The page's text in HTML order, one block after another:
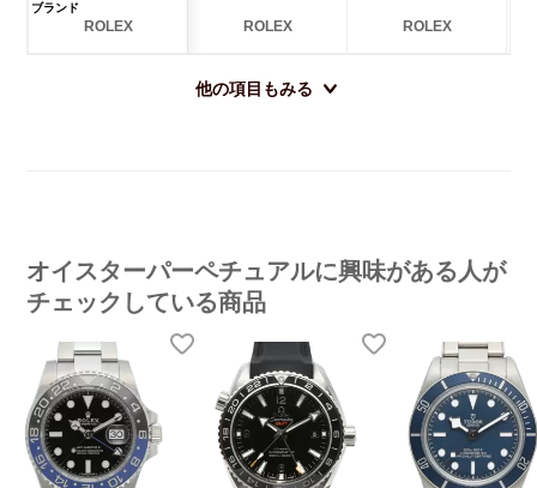
ブランド
ROLEX ROLEX ROLEX
他の項目もみる
オイスターパーペチュアルに興味がある人が
チェックしている商品